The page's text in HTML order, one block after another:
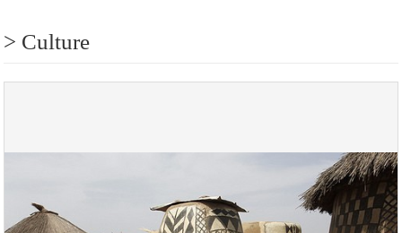
> Culture